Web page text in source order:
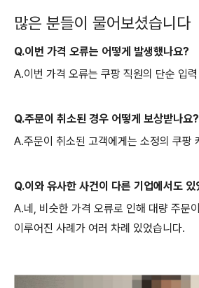
많은 분들이 물어보셨습니다
Q.이번 가격 오류는 어떻게 발생했나요?
A.이번 가격 오류는 쿠팡 직원의 단순 입
Q.주문이 취소된 경우 어떻게 보상받나요?
A.주문이 취소된 고객에게는 소정의 쿠팡
Q.이와 유사한 사건이 다른 기업에서도 있
A.네, 비슷한 가격 오류로 인해 대량 주문
이루어진 사례가 여러 차례 있었습니다.